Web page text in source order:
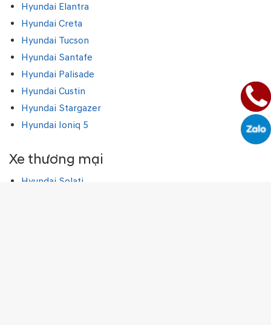
Hyundai Elantra
Hyundai Creta
Hyundai Tucson
Hyundai Santafe
Hyundai Palisade
Hyundai Custin
Hyundai Stargazer
Hyundai Ioniq 5
Xe thương mại
Hyundai Solati